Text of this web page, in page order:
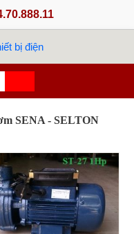
SENA - SELTON